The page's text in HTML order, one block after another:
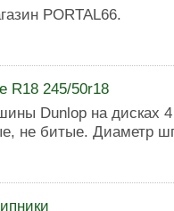
PORTAL66.
R18 245/50r18
Dunlop на дисках
не битые. Диаметр